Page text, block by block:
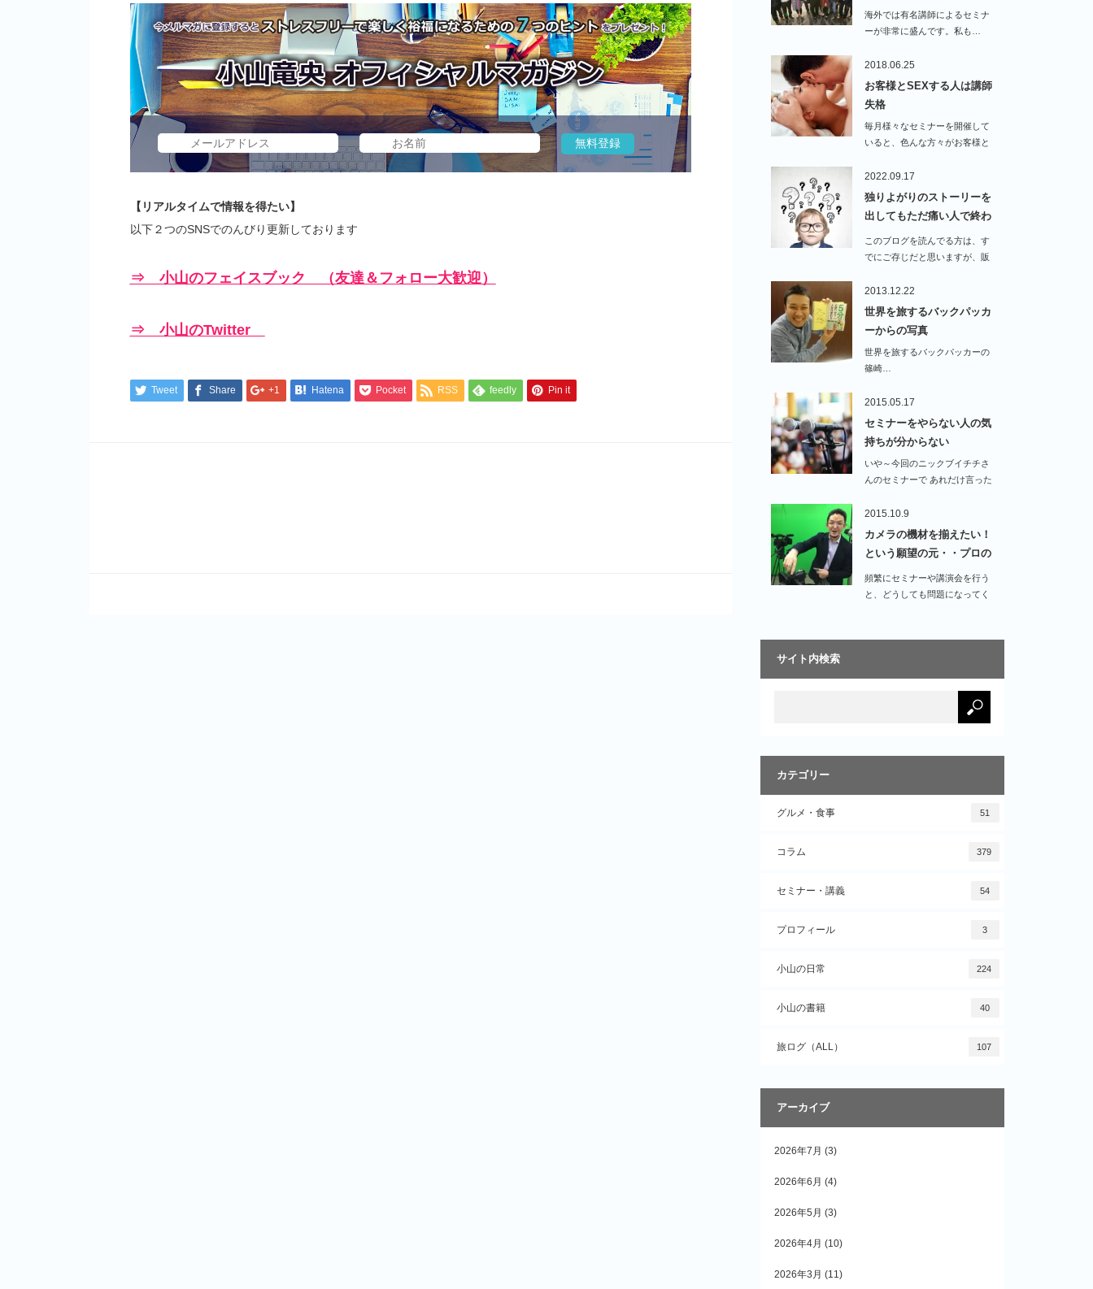
【リアルタイムで情報を得たい】
以下２つのSNSでのんびり更新しております
⇒ 小山のフェイスブック （友達＆フォロー大歓迎）
⇒ 小山のTwitter
Tweet Share +1 Hatena Pocket RSS feedly Pin it
海外では有名講師によるセミナ
ーが非常に盛んです。私も…
2018.06.25
お客様とSEXする人は講師
失格
毎月様々なセミナーを開催して
いると、色んな方々がお客様と
2022.09.17
独りよがりのストーリーを
出してもただ痛い人で終わ
このブログを読んでる方は、す
でにご存じだと思いますが、販
2013.12.22
世界を旅するバックパッカ
ーからの写真
世界を旅するバックパッカーの
篠崎…
2015.05.17
セミナーをやらない人の気
持ちが分からない
いや～今回のニックブイチチさ
んのセミナーで あれだけ言った
2015.10.9
カメラの機材を揃えたい！
という願望の元・・プロの
動…
頻繁にセミナーや講演会を行う
と、どうしても問題になってく
サイト内検索
カテゴリー
グルメ・食事 51
コラム 379
セミナー・講義 54
プロフィール 3
小山の日常 224
小山の書籍 40
旅ログ（ALL） 107
アーカイブ
2026年7月 (3)
2026年6月 (4)
2026年5月 (3)
2026年4月 (10)
2026年3月 (11)